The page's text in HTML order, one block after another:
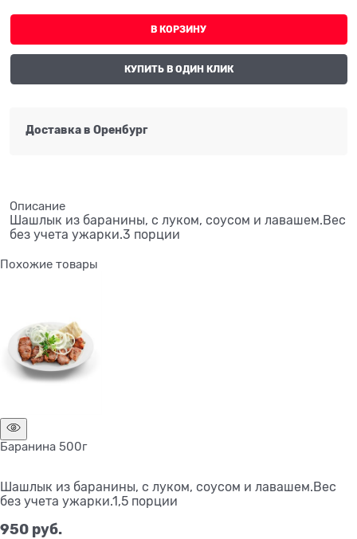
В КОРЗИНУ
КУПИТЬ В ОДИН КЛИК
Доставка в Оренбург
Описание
Шашлык из баранины, с луком, соусом и лавашем.Вес
без учета ужарки.3 порции
Похожие товары
Баранина 500г
Шашлык из баранины, с луком, соусом и лавашем.Вес
без учета ужарки.1,5 порции
950 руб.